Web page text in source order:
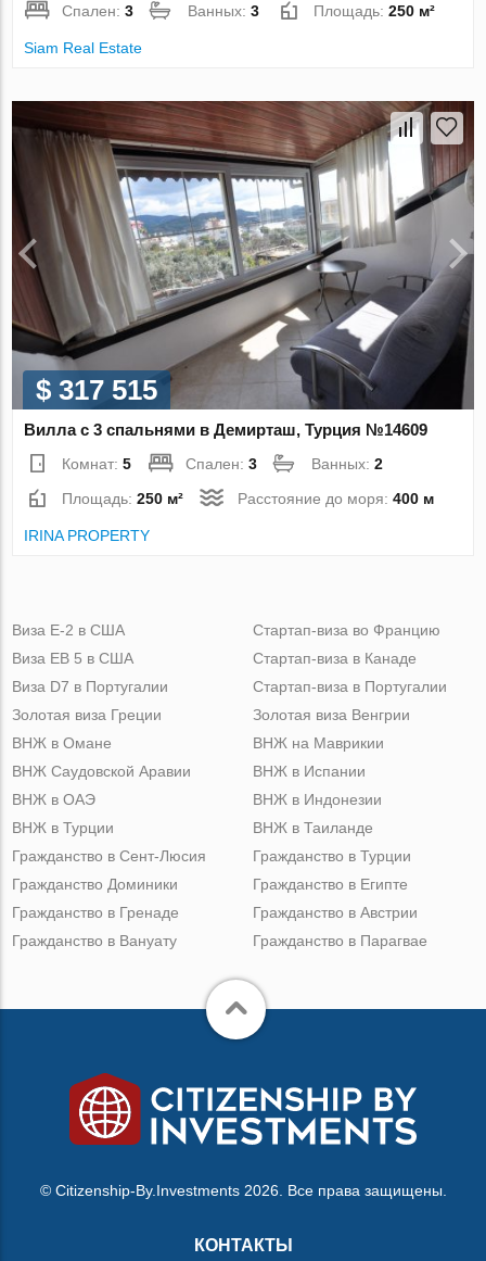
Спален:3 Ванных:3 Площадь:250 м²
Siam Real Estate
$ 317 515
Вилла с 3 спальнями в Демирташ, Турция №14609
Комнат:5 Спален:3 Ванных:2
Площадь:250 м² Расстояние до моря:400 м
IRINA PROPERTY
Виза Е-2 в США
Виза ЕВ 5 в США
Виза D7 в Португалии
Золотая виза Греции
Стартап-виза во Францию
Стартап-виза в Канаде
Стартап-виза в Португалии
Золотая виза Венгрии
ВНЖ в Омане
ВНЖ Саудовской Аравии
ВНЖ в ОАЭ
ВНЖ в Турции
ВНЖ на Маврикии
ВНЖ в Испании
ВНЖ в Индонезии
ВНЖ в Таиланде
Гражданство в Сент-Люсия
Гражданство Доминики
Гражданство в Гренаде
Гражданство в Вануату
Гражданство в Турции
Гражданство в Египте
Гражданство в Австрии
Гражданство в Парагвае
© Citizenship-By.Investments 2026. Все права защищены.
КОНТАКТЫ